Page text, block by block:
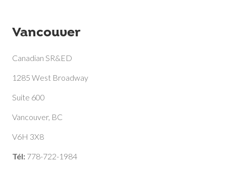
Vancouver
Canadian SR&ED
1285 West Broadway
Suite 600
Vancouver, BC
V6H 3X8
Tél: 778-722-1984